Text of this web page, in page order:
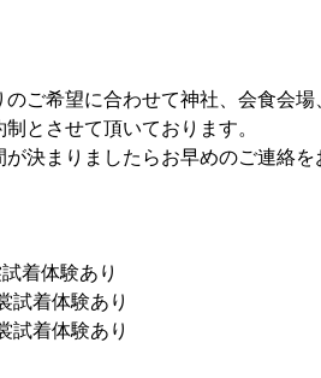
ご希望に合わせて神社、会食会場
とさせて頂いております。
決まりましたらお早めのご連絡を
着体験あり
着体験あり
着体験あり